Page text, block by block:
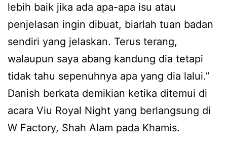
lebih baik jika ada apa-apa isu atau
penjelasan ingin dibuat, biarlah tuan badan
sendiri yang jelaskan. Terus terang,
walaupun saya abang kandung dia tetapi
tidak tahu sepenuhnya apa yang dia lalui.”
Danish berkata demikian ketika ditemui di
acara Viu Royal Night yang berlangsung di
W Factory, Shah Alam pada Khamis.